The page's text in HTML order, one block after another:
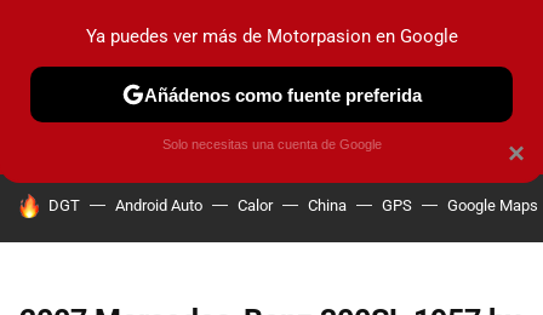
PRUEBAS COCHES ELÉCTRICOS OBSERVATORIO
HOY SE HABLA DE
DGT Android Auto Calor China GPS Google Maps
×
Ya puedes ver más de Motorpasion en Google
Añádenos como fuente preferida
Solo necesitas una cuenta de Google